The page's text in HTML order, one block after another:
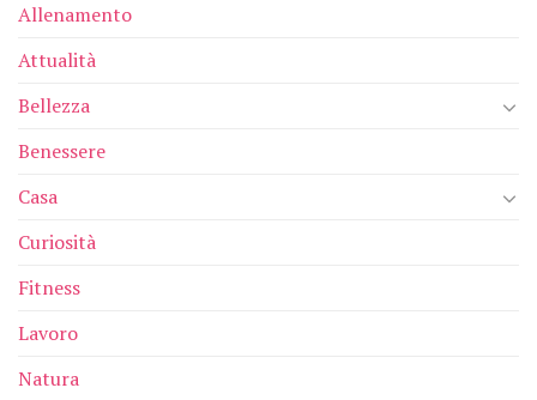
Allenamento
Attualità
Bellezza
Benessere
Casa
Curiosità
Fitness
Lavoro
Natura